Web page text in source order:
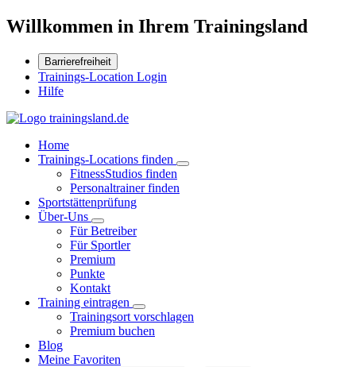
Willkommen in Ihrem Trainingsland
Barrierefreiheit
Trainings-Location Login
Hilfe
Home
Trainings-Locations finden
FitnessStudios finden
Personaltrainer finden
Sportstättenprüfung
Über-Uns
Für Betreiber
Für Sportler
Premium
Punkte
Kontakt
Training eintragen
Trainingsort vorschlagen
Premium buchen
Blog
Meine Favoriten